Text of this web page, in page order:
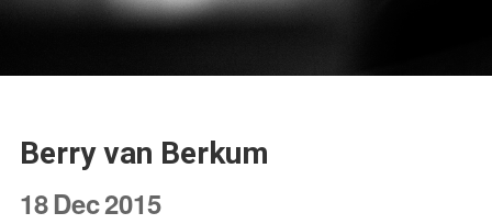
Berry van Berkum
18Dec2015